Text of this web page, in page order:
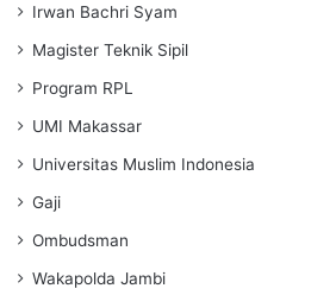
Irwan Bachri Syam
Magister Teknik Sipil
Program RPL
UMI Makassar
Universitas Muslim Indonesia
Gaji
Ombudsman
Wakapolda Jambi